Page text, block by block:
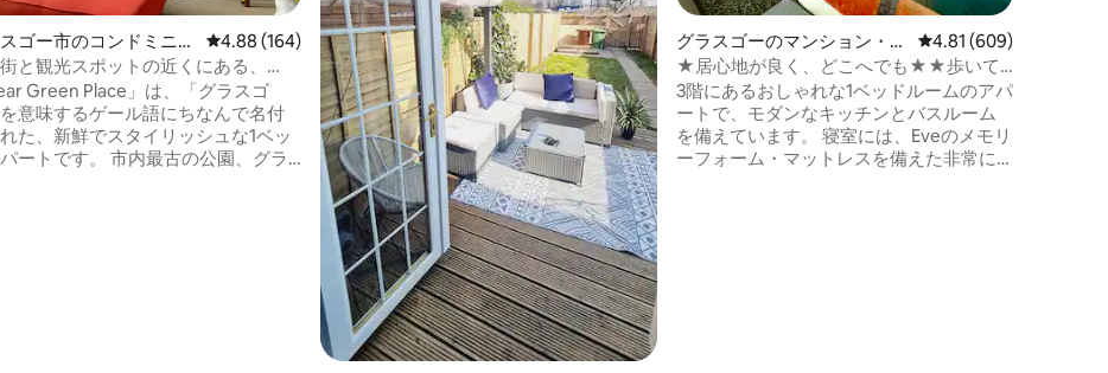
星中4.99つ星の平均評価
ゴー市のコンドミニア
レビュー164件、5つ星中4.88つ星の平均評価
4.88 (164)
と観光スポットの近くにある、
Green Place 1ベッド
Green Place」は、「グラスゴ
意味するゲール語にちなんで名付
た、新鮮でスタイリッシュな1ベッ
パートです。 市内最古の公園、グラ
グラスゴーのマンション・ア
パート
レビュー609件、5つ
4.81 (609)
★居心地が良く、どこへでも★★歩いて
行ける距離 快適なベッド
3階にあるおしゃれな1ベッドルームのアパ
ートで、モダンなキッチンとバスルーム
を備えています。 寝室には、Eveのメモリ
ーフォーム・マットレスを備えた非常に